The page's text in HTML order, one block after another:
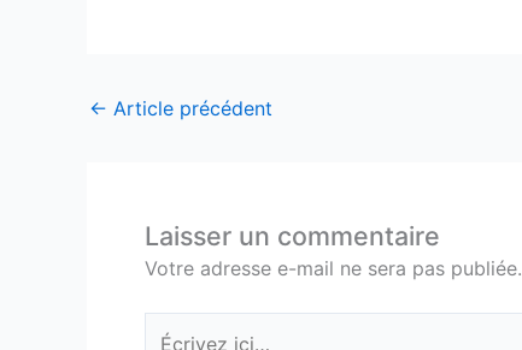
← Article précédent
Laisser un commentaire
Votre adresse e-mail ne sera pas publiée.
Écrivez